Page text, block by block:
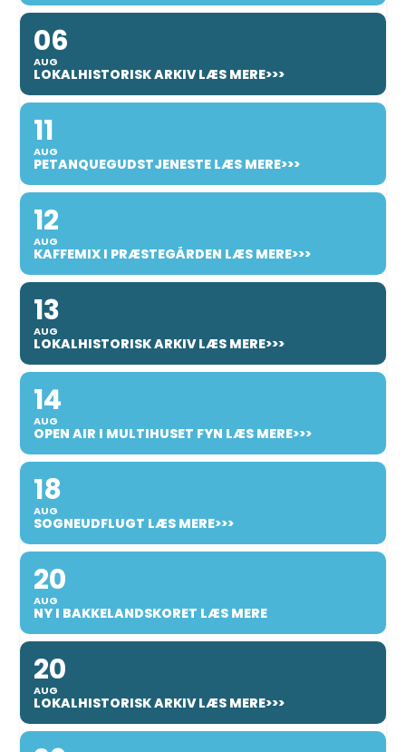
06
AUG
LOKALHISTORISK ARKIV LÆS MERE>>>
11
AUG
PETANQUEGUDSTJENESTE LÆS MERE>>>
12
AUG
KAFFEMIX I PRÆSTEGÅRDEN LÆS MERE>>>
13
AUG
LOKALHISTORISK ARKIV LÆS MERE>>>
14
AUG
OPEN AIR I MULTIHUSET FYN LÆS MERE>>>
18
AUG
SOGNEUDFLUGT LÆS MERE>>>
20
AUG
NY I BAKKELANDSKORET LÆS MERE
20
AUG
LOKALHISTORISK ARKIV LÆS MERE>>>